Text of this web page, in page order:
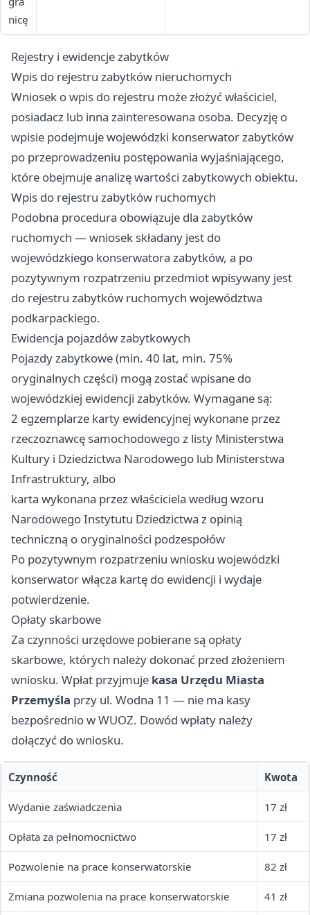
nicę
Rejestry i ewidencje zabytków
Wpis do rejestru zabytków nieruchomych
Wniosek o wpis do rejestru może złożyć właściciel,
posiadacz lub inna zainteresowana osoba. Decyzję o
wpisie podejmuje wojewódzki konserwator zabytków
po przeprowadzeniu postępowania wyjaśniającego,
które obejmuje analizę wartości zabytkowych obiektu.
Wpis do rejestru zabytków ruchomych
Podobna procedura obowiązuje dla zabytków
ruchomych — wniosek składany jest do
wojewódzkiego konserwatora zabytków, a po
pozytywnym rozpatrzeniu przedmiot wpisywany jest
do rejestru zabytków ruchomych województwa
podkarpackiego.
Ewidencja pojazdów zabytkowych
Pojazdy zabytkowe (min. 40 lat, min. 75%
oryginalnych części) mogą zostać wpisane do
wojewódzkiej ewidencji zabytków. Wymagane są:
2 egzemplarze karty ewidencyjnej wykonane przez
rzeczoznawcę samochodowego z listy Ministerstwa
Kultury i Dziedzictwa Narodowego lub Ministerstwa
Infrastruktury, albo
karta wykonana przez właściciela według wzoru
Narodowego Instytutu Dziedzictwa z opinią
techniczną o oryginalności podzespołów
Po pozytywnym rozpatrzeniu wniosku wojewódzki
konserwator włącza kartę do ewidencji i wydaje
potwierdzenie.
Opłaty skarbowe
Za czynności urzędowe pobierane są opłaty
skarbowe, których należy dokonać przed złożeniem
wniosku. Wpłat przyjmuje kasa Urzędu Miasta
Przemyśla przy ul. Wodna 11 — nie ma kasy
bezpośrednio w WUOZ. Dowód wpłaty należy
dołączyć do wniosku.
Czynność Kwota
Wydanie zaświadczenia 17 zł
Opłata za pełnomocnictwo 17 zł
Pozwolenie na prace konserwatorskie 82 zł
Zmiana pozwolenia na prace konserwatorskie 41 zł